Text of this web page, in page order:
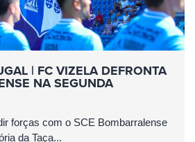
| FC VIZELA DEFRONTA
NA SEGUNDA
forças com o SCE Bombarralense
da Taça...